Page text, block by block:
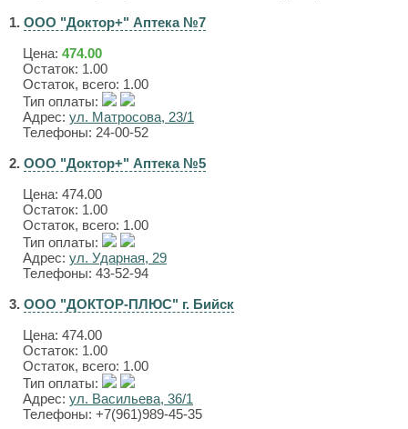
1. ООО "Доктор+" Аптека №7
Цена: 474.00
Остаток: 1.00
Остаток, всего: 1.00
Тип оплаты:
Адрес: ул. Матросова, 23/1
Телефоны: 24-00-52
2. ООО "Доктор+" Аптека №5
Цена: 474.00
Остаток: 1.00
Остаток, всего: 1.00
Тип оплаты:
Адрес: ул. Ударная, 29
Телефоны: 43-52-94
3. ООО "ДОКТОР-ПЛЮС" г. Бийск
Цена: 474.00
Остаток: 1.00
Остаток, всего: 1.00
Тип оплаты:
Адрес: ул. Васильева, 36/1
Телефоны: +7(961)989-45-35